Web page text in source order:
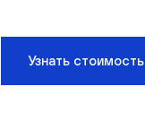
Узнать стоимость